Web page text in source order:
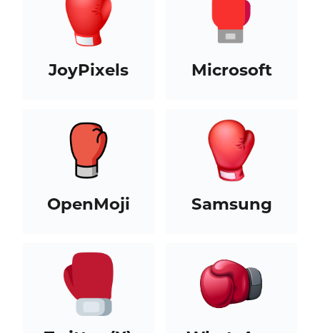
JoyPixels Microsoft
OpenMoji Samsung